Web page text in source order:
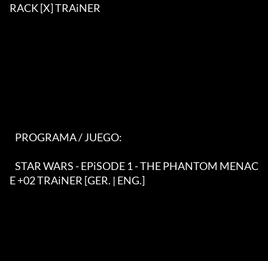
RACK [X] TRAiNER
E +02 TRAiNER [GER. | ENG.]